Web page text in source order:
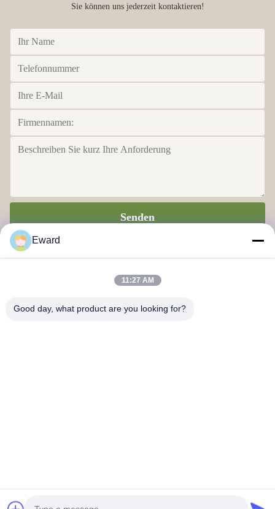
Sie können uns jederzeit kontaktieren!
Senden
Copyright © 2024-2026 Guangzhou Haosheng Supply Chain Co., Ltd. All Rights
Eward
11:27 AM
Good day, what product are you looking for?